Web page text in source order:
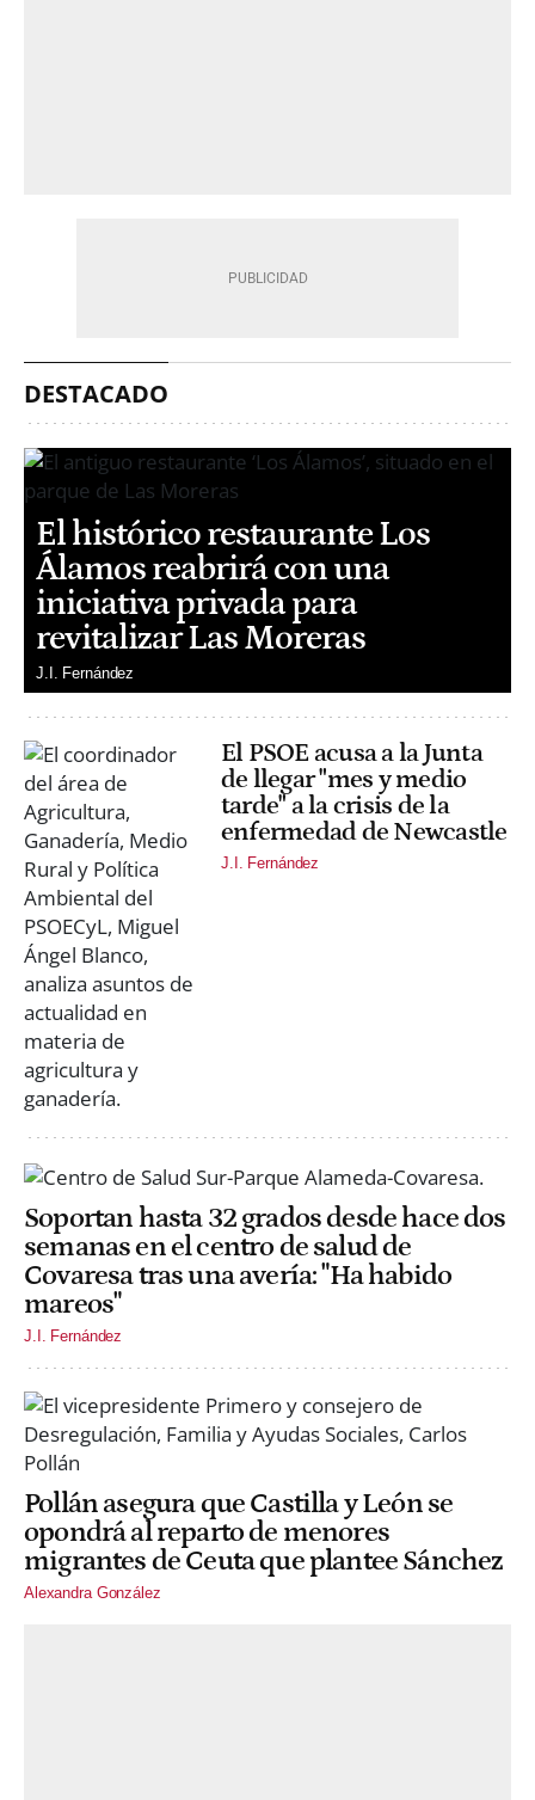
DESTACADO
El histórico restaurante Los
Álamos reabrirá con una
iniciativa privada para
revitalizar Las Moreras
J.I. Fernández
El PSOE acusa a la Junta
de llegar "mes y medio
tarde" a la crisis de la
enfermedad de Newcastle
J.I. Fernández
Soportan hasta 32 grados desde hace dos
semanas en el centro de salud de
Covaresa tras una avería: "Ha habido
mareos"
J.I. Fernández
Pollán asegura que Castilla y León se
opondrá al reparto de menores
migrantes de Ceuta que plantee Sánchez
Alexandra González